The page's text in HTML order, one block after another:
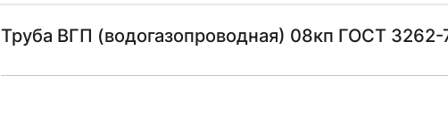
Труба ВГП (водогазопроводная) 08кп ГОСТ 3262-